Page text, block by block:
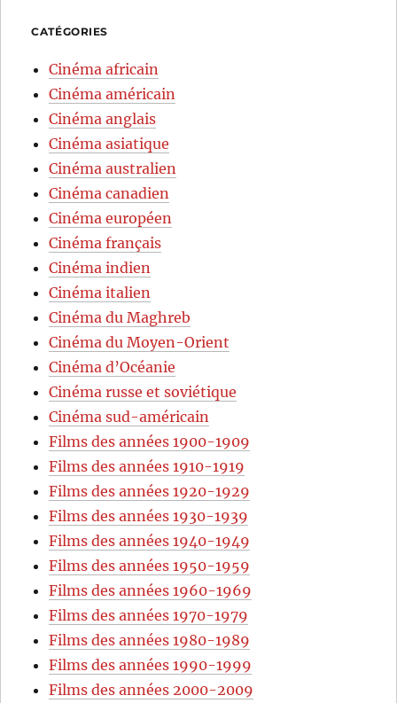
CATÉGORIES
Cinéma africain
Cinéma américain
Cinéma anglais
Cinéma asiatique
Cinéma australien
Cinéma canadien
Cinéma européen
Cinéma français
Cinéma indien
Cinéma italien
Cinéma du Maghreb
Cinéma du Moyen-Orient
Cinéma d’Océanie
Cinéma russe et soviétique
Cinéma sud-américain
Films des années 1900-1909
Films des années 1910-1919
Films des années 1920-1929
Films des années 1930-1939
Films des années 1940-1949
Films des années 1950-1959
Films des années 1960-1969
Films des années 1970-1979
Films des années 1980-1989
Films des années 1990-1999
Films des années 2000-2009